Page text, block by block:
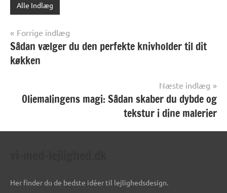
Alle Indlæg
Indlægsnavigation
Forrige indlæg
Sådan vælger du den perfekte knivholder til dit
køkken
Næste indlæg
Oliemalingens magi: Sådan skaber du dybde og
tekstur i dine malerier
Her finder du de bedste idéer til lejlighedsdesign.